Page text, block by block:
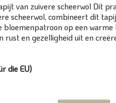
van zuivere scheerwol Dit
scheerwol, combineert dit
op een
en gezelligheid uit en
die EU)